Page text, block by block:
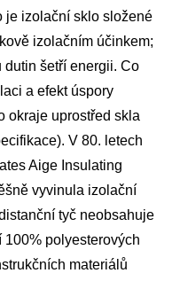
je izolační sklo složené
izolačním účinkem;
dutin šetří energii. Co
a efekt úspory
okraje uprostřed skla
V 80. letech
Aige Insulating
vyvinula izolační
tyč neobsahuje
polyesterových
materiálů